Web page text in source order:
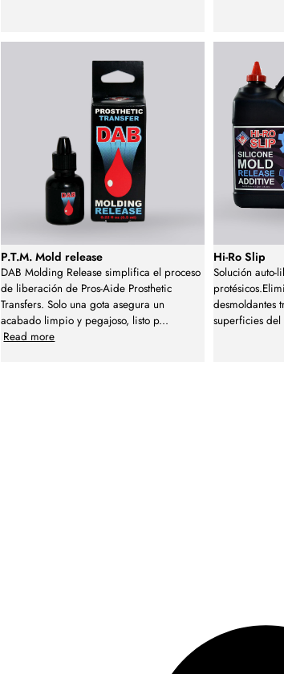
P.T.M. Mold release
DAB Molding Release simplifica el proceso
de liberación de Pros-Aide Prosthetic
Transfers. Solo una gota asegura un
acabado limpio y pegajoso, listo p...
Read more
Hi-Ro Slip
Solución
desmoldantes
superficies del